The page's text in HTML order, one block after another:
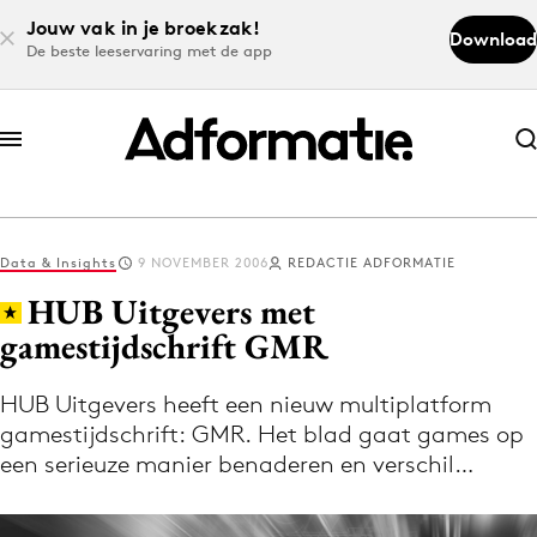
Jouw vak in je broekzak!
De beste leeservaring met de app
Download
Abonneer nu
Abonneer nu
Log in
Volg het laatste nieuws via de Adformatie
Nieuws app
Data & Insights 9 NOVEMBER 2006 REDACTIE ADFORMATIE
HUB Uitgevers met
gamestijdschrift GMR
HUB Uitgevers heeft een nieuw multiplatform
gamestijdschrift: GMR. Het blad gaat games op
een serieuze manier benaderen en verschil…